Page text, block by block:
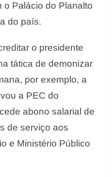
o Palácio do Planalto
do país.
o presidente
tática de demonizar
por exemplo, a
a PEC do
abono salarial de
de serviço aos
e Ministério Público